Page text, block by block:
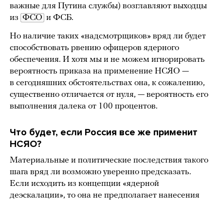
важные для Путина службы) возглавляют выходцы
из ФСО и ФСБ.
Но наличие таких «надсмотрщиков» вряд ли будет
способствовать рвению офицеров ядерного
обеспечения. И хотя мы и не можем игнорировать
вероятность приказа на применение НСЯО —
в сегодняшних обстоятельствах она, к сожалению,
существенно отличается от нуля, — вероятность его
выполнения далека от 100 процентов.
Что будет, если Россия все же применит
НСЯО?
Материальные и политические последствия такого
шага вряд ли возможно уверенно предсказать.
Если исходить из концепции «ядерной
деэскалации», то она не предполагает нанесения